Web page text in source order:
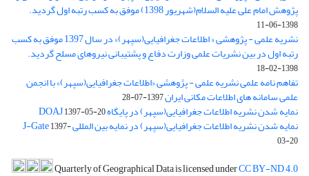
پژوهش امام علی علیه السلام(شهریور 1398) موفق به کسب رتبه اول گردید.
1398-06-11
نشریه علمی - پژوهشی « اطلاعات جغرافیایی(سپهر)» در سال 1397 موفق به کسب
رتبه اول در بین نشریات علمی وزارت دفاع و پشتیبانی نیروهای مسلح گردید.
1398-02-18
تفاهم نامه علمی نشریه علمی - پژوهشی «اطلاعات جغرافیایی(سپهر)» با انجمن
علمی سامانه های اطلاعات مکانی ایران1397-07-28
نمایه شدن نشریه اطلاعات جغرافیایی(سپهر) در پایگاه DOAJ1397-05-20
نمایه شدن نشریه اطلاعات جغرافیایی(سپهر) در نمایه بین المللی J-Gate1397-
03-20
Quarterly of Geographical Data is licensed underCC BY-ND 4.0